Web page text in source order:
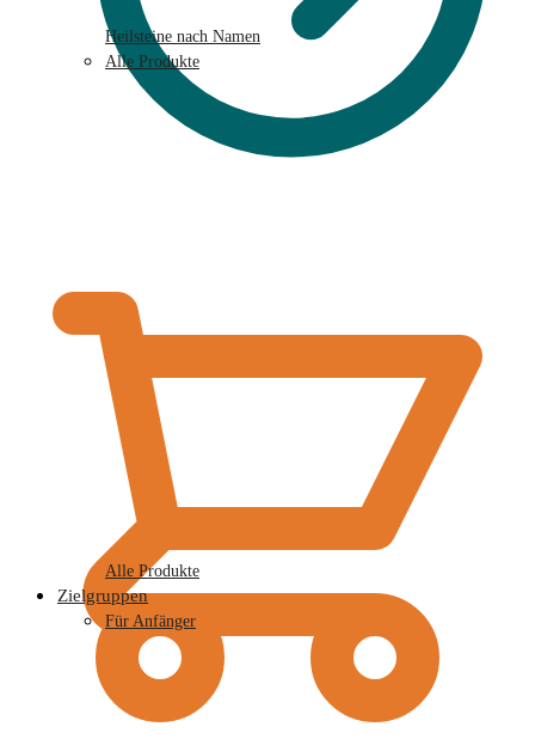
Heilsteine nach Namen
Alle Produkte
Alle Produkte
Zielgruppen
Für Anfänger